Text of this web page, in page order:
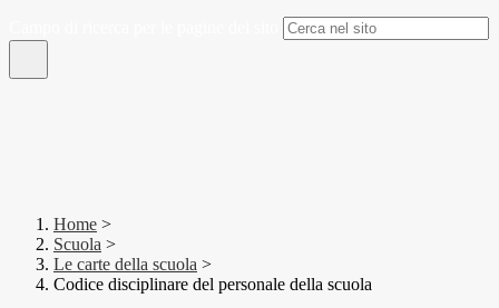
Home >
Scuola >
Le carte della scuola >
Codice disciplinare del personale della scuola